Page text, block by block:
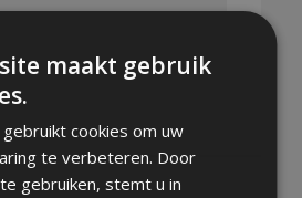
maakt gebruik
cookies om uw
te verbeteren. Door
gebruiken, stemt u in